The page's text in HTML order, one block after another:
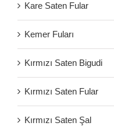
Kare Saten Fular
Kemer Fuları
Kırmızı Saten Bigudi
Kırmızı Saten Fular
Kırmızı Saten Şal